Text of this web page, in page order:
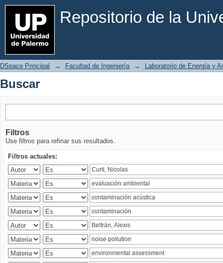
Repositorio de la
Buscar
DSpace Principal → Facultad de Ingeniería → Laboratorio de Energía y
Buscar
Filtros
Use filtros para refinar sus resultados.
Filtros actuales: